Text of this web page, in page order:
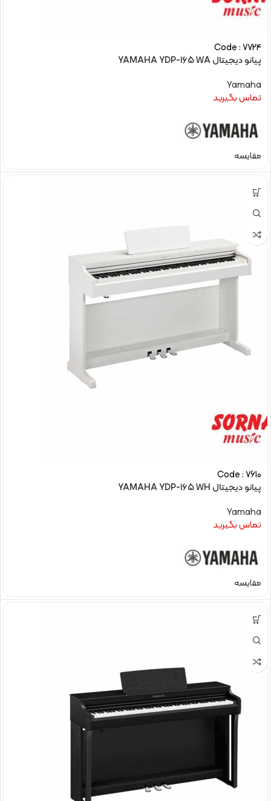
Code : 7724
پیانو دیجیتال YAMAHA YDP-165 WA
Yamaha
تماس بگیرید
مقایسه
Code : 7610
پیانو دیجیتال YAMAHA YDP-165 WH
Yamaha
تماس بگیرید
مقایسه